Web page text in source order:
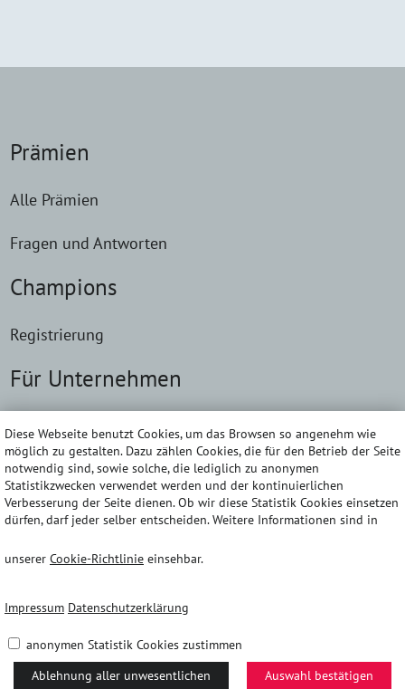
Prämien
Alle Prämien
Fragen und Antworten
Champions
Registrierung
Für Unternehmen
Lösungen
Kontakt
Impressum
Daten­schutz­erklärung
Barriere­freiheits­erklärung
AGB
Diese Webseite benutzt Cookies, um das Browsen so angenehm wie
möglich zu gestalten. Dazu zählen Cookies, die für den Betrieb der Seite
notwendig sind, sowie solche, die lediglich zu anonymen
Statistikzwecken verwendet werden und der kontinuierlichen
Verbesserung der Seite dienen. Ob wir diese Statistik Cookies einsetzen
dürfen, darf jeder selber entscheiden. Weitere Informationen sind in
unserer Cookie-Richtlinie einsehbar.
Impressum Datenschutzerklärung
anonymen Statistik Cookies zustimmen
Ablehnung aller unwesentlichen
Auswahl bestätigen